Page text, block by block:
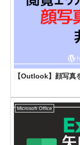
【Outlook】顔写真
Microsoft Office